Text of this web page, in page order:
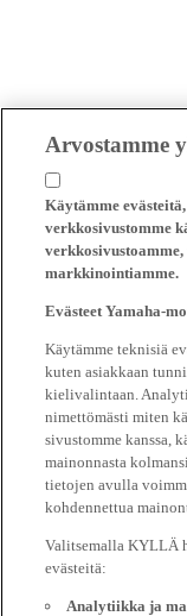
Arvostamme
Käytämme
verkkosivustomme
markkinointiamme.
Evästeet Yamaha-
Käytämme teknisiä
kuten asiakkaan
kielivalintaan.
nimettömästi miten
sivustomme kanssa,
mainonnasta
tietojen avulla
kohdennettua
Valitsemalla KYLLÄ
evästeitä:
Analytiikka ja